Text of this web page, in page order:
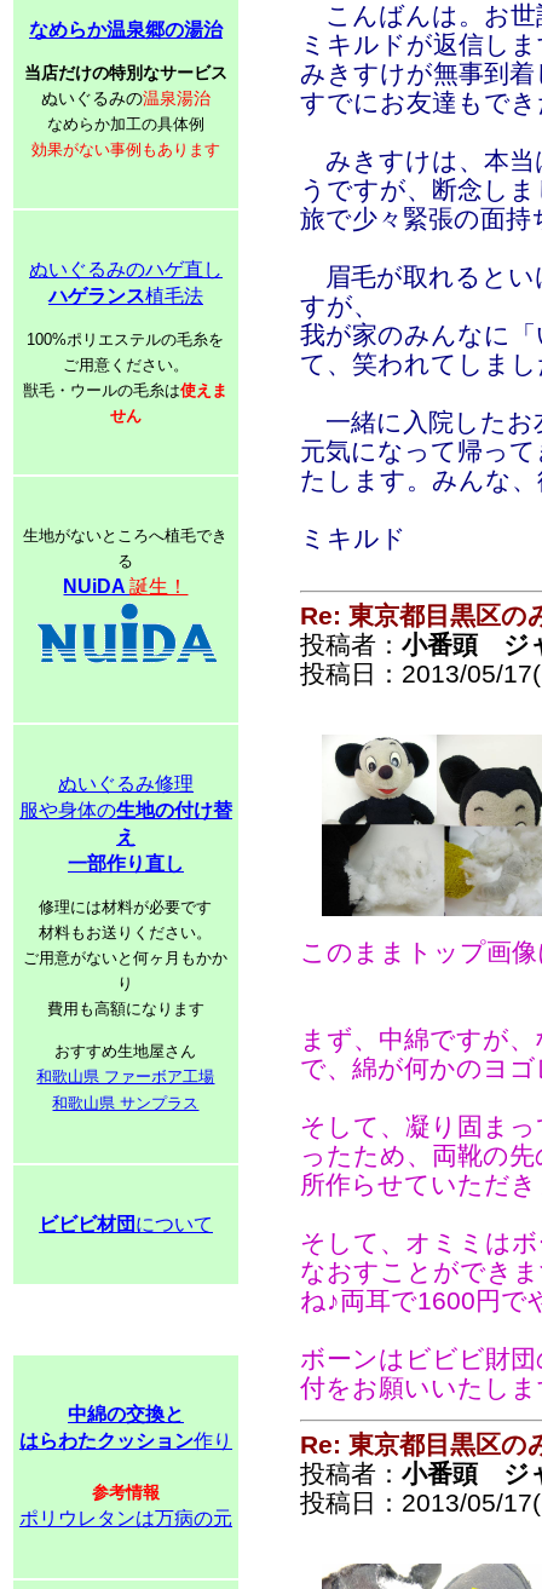
なめらか温泉郷の湯治
当店だけの特別なサービス
ぬいぐるみの温泉湯治
なめらか加工の具体例
効果がない事例もあります
ぬいぐるみのハゲ直し
ハゲランス植毛法
100%ポリエステルの毛糸を
ご用意ください。
獣毛・ウールの毛糸は使えま
せん
生地がないところへ植毛でき
る
NUiDA誕生！
ぬいぐるみ修理
服や身体の生地の付け替
え
一部作り直し
修理には材料が必要です
材料もお送りください。
ご用意がないと何ヶ月もかか
り
費用も高額になります
おすすめ生地屋さん
和歌山県 ファーボア工場
和歌山県 サンプラス
ビビビ材団 について
中綿の交換と
はらわたクッション作り
参考情報
ポリウレタンは万病の元
こんばんは。お世
ミキルドが返信し
みきすけが無事到
すでにお友達もで
みきすけは、本当
うですが、断念し
旅で少々緊張の面持
眉毛が取れるとい
すが、
我が家のみんなに
て、笑われてしま
一緒に入院したお
元気になって帰っ
たします。みんな
ミキルド
Re: 東京都目黒区の
投稿者： 小番頭 ジ
投稿日：2013/05/
このままトップ画
まず、中綿ですが
で、綿が何かのヨ
そして、凝り固ま
ったため、両靴の
所作らせていただ
そして、オミミは
なおすことができ
ね♪両耳で1600円で
ボーンはビビビ財
付をお願いいたし
Re: 東京都目黒区の
投稿者： 小番頭 ジ
投稿日：2013/05/